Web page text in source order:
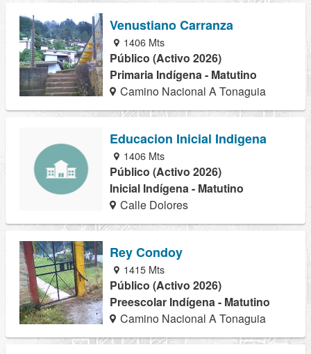
Venustiano Carranza
1406 Mts
Público (Activo 2026)
Primaria Indígena - Matutino
Camino Nacional A Tonaguia
Educacion Inicial Indigena
1406 Mts
Público (Activo 2026)
Inicial Indígena - Matutino
Calle Dolores
Rey Condoy
1415 Mts
Público (Activo 2026)
Preescolar Indígena - Matutino
Camino Nacional A Tonaguia